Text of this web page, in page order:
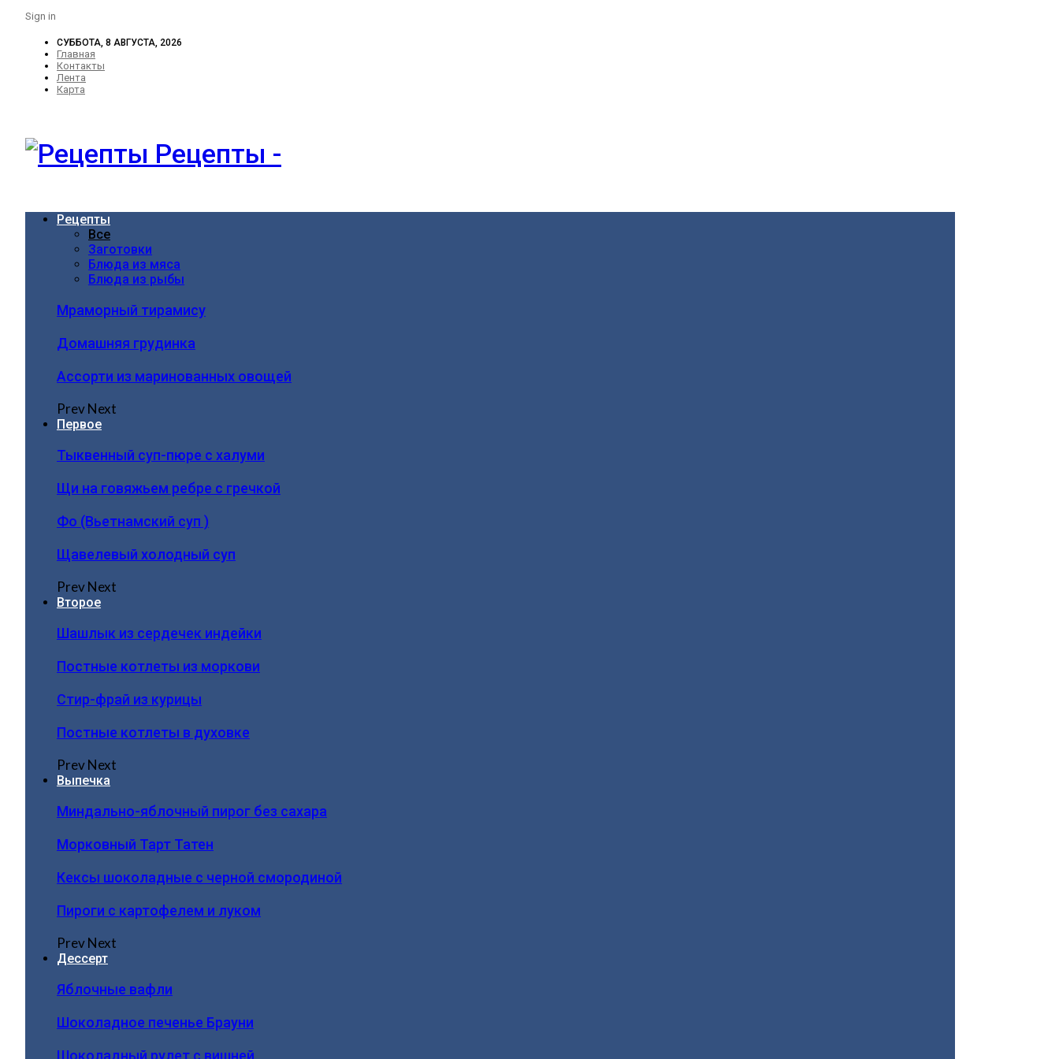
Sign in
СУББОТА, 8 АВГУСТА, 2026
Главная
Контакты
Лента
Карта
Рецепты -
Рецепты
Все
Заготовки
Блюда из мяса
Блюда из рыбы
Мраморный тирамису
Домашняя грудинка
Ассорти из маринованных овощей
PrevNext
Первое
Тыквенный суп-пюре с халуми
Щи на говяжьем ребре с гречкой
Фо (Вьетнамский суп )
Щавелевый холодный суп
PrevNext
Второе
Шашлык из сердечек индейки
Постные котлеты из моркови
Стир-фрай из курицы
Постные котлеты в духовке
PrevNext
Выпечка
Миндально-яблочный пирог без сахара
Морковный Тарт Татен
Кексы шоколадные с черной смородиной
Пироги c картофелем и луком
PrevNext
Дессерт
Яблочные вафли
Шоколадное печенье Брауни
Шоколадный рулет с вишней